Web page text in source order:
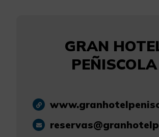
GRAN
PEÑISCOLA